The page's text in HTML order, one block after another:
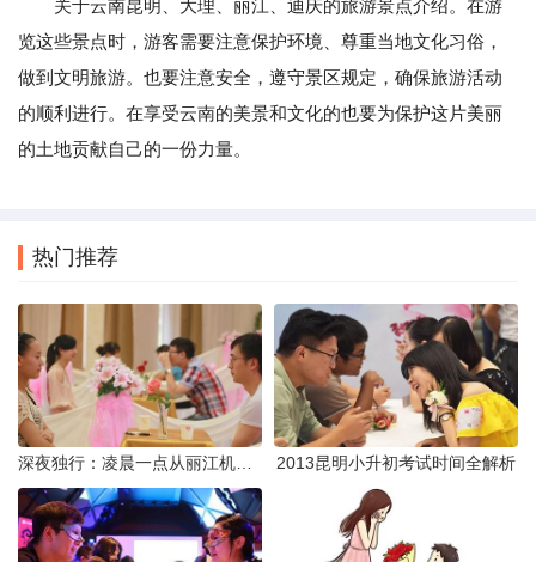
关于云南昆明、大理、丽江、迪庆的旅游景点介绍。在游
览这些景点时，游客需要注意保护环境、尊重当地文化习俗，
做到文明旅游。也要注意安全，遵守景区规定，确保旅游活动
的顺利进行。在享受云南的美景和文化的也要为保护这片美丽
的土地贡献自己的一份力量。
热门推荐
2013昆明小升初考试时间全解析